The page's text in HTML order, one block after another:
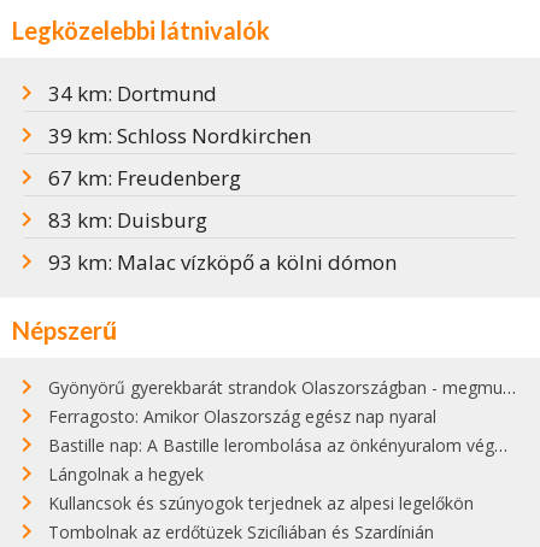
Legközelebbi látnivalók
34 km: Dortmund
39 km: Schloss Nordkirchen
67 km: Freudenberg
83 km: Duisburg
93 km: Malac vízköpő a kölni dómon
Népszerű
Gyönyörű gyerekbarát strandok Olaszországban - megmutatjuk a 15 legjobbat
Ferragosto: Amikor Olaszország egész nap nyaral
Bastille nap: A Bastille lerombolása az önkényuralom végét jelentette
Lángolnak a hegyek
Kullancsok és szúnyogok terjednek az alpesi legelőkön
Tombolnak az erdőtüzek Szicíliában és Szardínián